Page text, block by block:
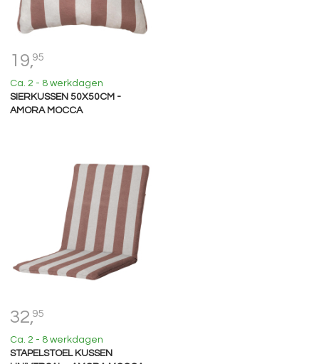
19,95
Ca. 2 - 8 werkdagen
SIERKUSSEN 50X50CM -
AMORA MOCCA
32,95
Ca. 2 - 8 werkdagen
STAPELSTOEL KUSSEN